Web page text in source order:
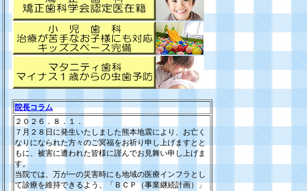
院長コラム
２０２６．８．１．
７月２８日に発生いたしました熊本地震により、お亡く
なりになられた方々のご冥福をお祈り申し上げますとと
もに、被害に遭われた皆様に謹んでお見舞い申し上げま
す。
当院では、万が一の災害時にも地域の医療インフラとし
て診療を維持できるよう、「ＢＣＰ（事業継続計画）」